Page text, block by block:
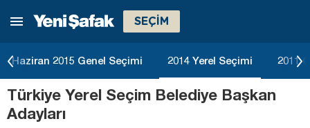
SEÇİM
Haziran 2015 Genel Seçimi 2014 Yerel Seçimi 2011
Türkiye Yerel Seçim Belediye Başkan
Adayları
Kahramanmaraş
Kars
Kastamonu